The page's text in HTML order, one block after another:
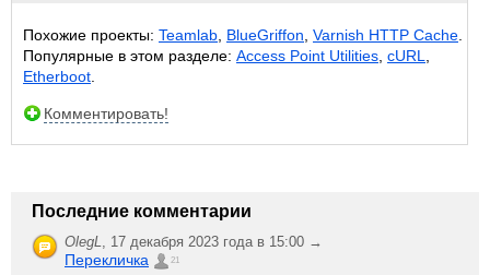
Похожие проекты: Teamlab BlueGriffon Varnish HTTP Cache
Популярные в этом разделе: Access Point Utilities cURL
Etherboot
Комментировать!
Последние комментарии
OlegL, 17 декабря 2023 года в 15:00 →
Перекличка 21